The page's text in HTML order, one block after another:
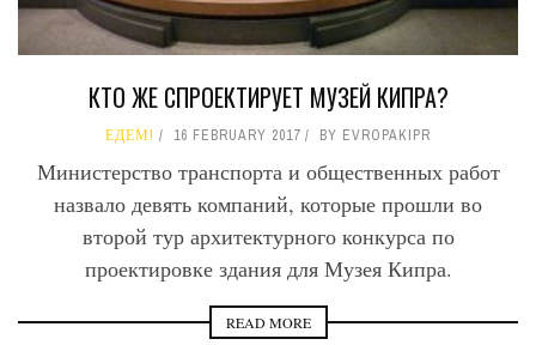
КТО ЖЕ СПРОЕКТИРУЕТ МУЗЕЙ КИПРА?
ЕДЕМ! 16 FEBRUARY 2017 BY EVROPAKIPR
Министерство транспорта и общественных работ
назвало девять компаний, которые прошли во
второй тур архитектурного конкурса по
проектировке здания для Музея Кипра.
READ MORE